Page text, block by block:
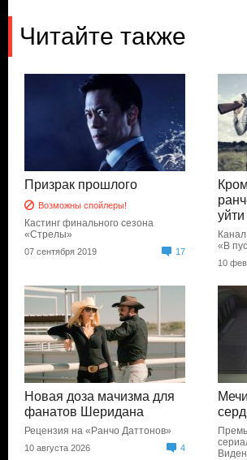
Читайте также
Призрак прошлого
Возможны спойлеры!
Кастинг финального сезона
«Стрелы»
07 сентября 2019 17
уйти
«В
10
Новая доза мачизма для
фанатов Шеридана
Рецензия на «Ранчо Даттонов»
10 августа 2026 4